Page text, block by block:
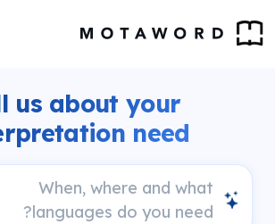
us about your
need